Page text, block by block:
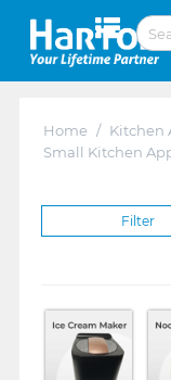
Home / Kitchen
Small Kitchen
Filter